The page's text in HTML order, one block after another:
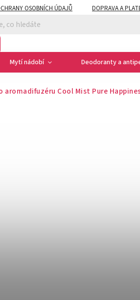
OSOBNÍCH ÚDAJŮ DOPRAVA A
Mytí nádobí Deodoranty a
aromadifuzéru Cool Mist Pure